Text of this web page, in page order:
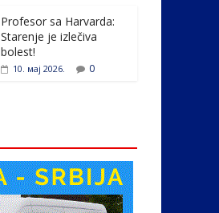
Profesor sa Harvarda:
Starenje je izlečiva
bolest!
10. мај 2026. 0